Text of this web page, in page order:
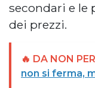
secondari e le
dei prezzi.
🔥 DA NON
non si ferma,